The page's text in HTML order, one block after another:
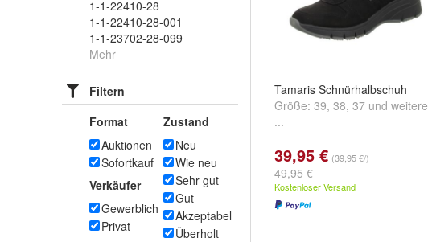
1-1-22410-28
1-1-22410-28-001
1-1-23702-28-099
Mehr
Filtern
Format
Auktionen
Sofortkauf
Verkäufer
Gewerblich
Privat
Zustand
Neu
Wie neu
Sehr gut
Gut
Akzeptabel
Überholt
Tamaris Schnürhalbschuh
Größe: 39, 38, 37 und weitere
...
39,95 € (39,95 €/)
49,95 €
Kostenloser Versand